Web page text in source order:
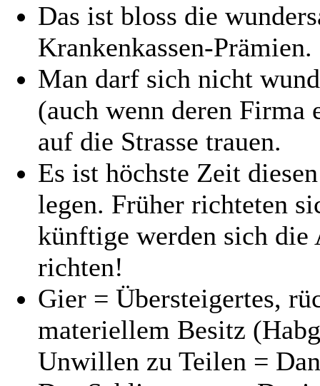
Das ist bloss die
Krankenkassen-Prämien.
Man darf sich nicht
(auch wenn deren
auf die Strasse trauen.
Es ist höchste Zeit
legen. Früher richteten
künftige werden sich die
richten!
Gier = Übersteigertes,
materiellem Besitz
Unwillen zu Teilen =